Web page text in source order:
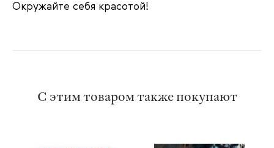
Окружайте себя красотой!
С этим товаром также покупают